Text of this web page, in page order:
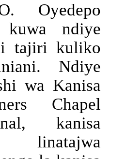
Oyedepo
kuwa ndiye
tajiri kuliko
Ndiye
wa Kanisa
Chapel
kanisa
linatajwa